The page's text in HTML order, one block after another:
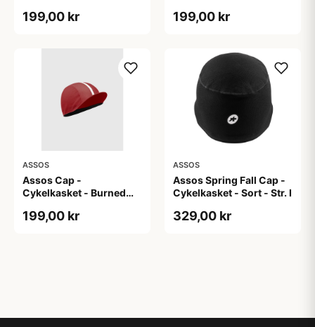
199,00 kr 199,00 kr
ASSOS
Assos Cap -
Cykelkasket - Burned
199,00 kr
ASSOS
Assos Spring Fall Cap -
Cykelkasket - Sort - Str. I
329,00 kr